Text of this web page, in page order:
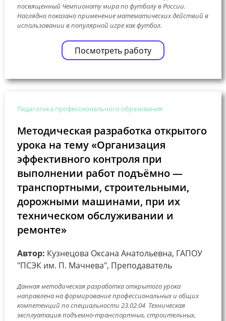
посвященный Чемпионату мира по футболу в России.
Наглядно показано применение математических действий в
использовании в популярной игре как футбол.
Посмотреть работу
Педагогика профессионального образования
Методическая разработка открытого
урока на тему «Организация
эффективного контроля при
выполнении работ подъёмно —
транспортными, строительными,
дорожными машинами, при их
техническом обслуживании и
ремонте»
Автор: Кузнецова Оксана Анатольевна, ГАПОУ
"ПСЭК им. П. Мачнева", Преподаватель
Данная методическая разработка открытого урока
направлена на формирование профессиональных и общих
компетенций по специальности 23.02.04 Техническая
эксплуатация подъемно-транспортных, строительных,